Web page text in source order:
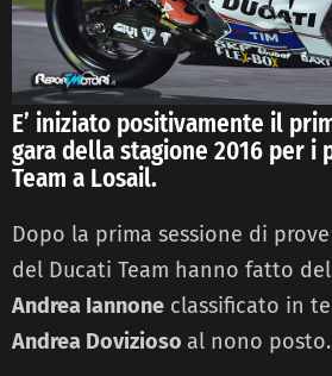
E’ iniziato positivamente il
gara della stagione 2016 per i
Team a Losail.
Dopo la prima sessione di
del Ducati Team hanno fatto
Andrea Iannone classificato in
Andrea Dovizioso al nono posto.